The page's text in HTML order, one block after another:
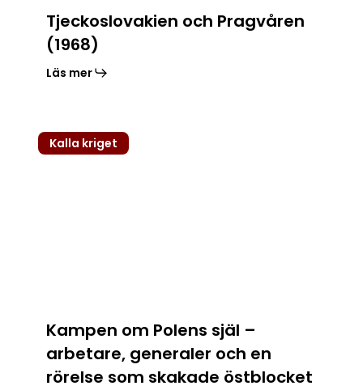
Tjeckoslovakien och Pragvåren
(1968)
Läs mer
skakade
östblocket
Kalla kriget
Kampen om Polens själ –
arbetare, generaler och en
rörelse som skakade östblocket